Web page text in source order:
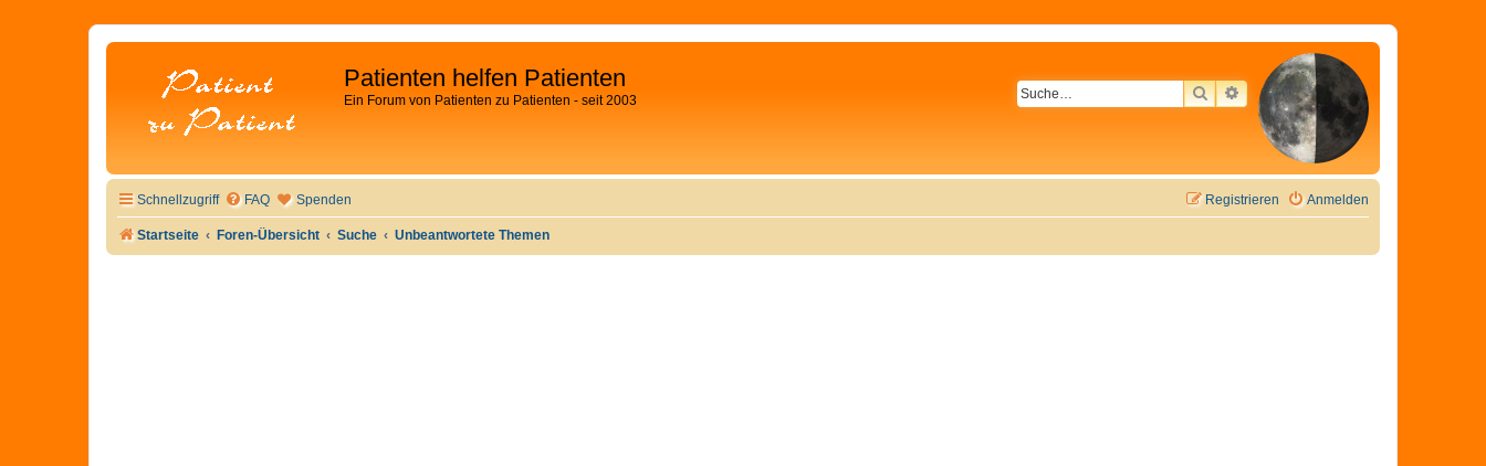
Patienten helfen Patienten
Ein Forum von Patienten zu Patienten - seit 2003 SUCHEERWEITERTE SUCHE
Schnellzugriff FAQ Spenden Anmelden
Registrieren
Startseite Foren-Übersicht Suche Unbeantwortete Themen